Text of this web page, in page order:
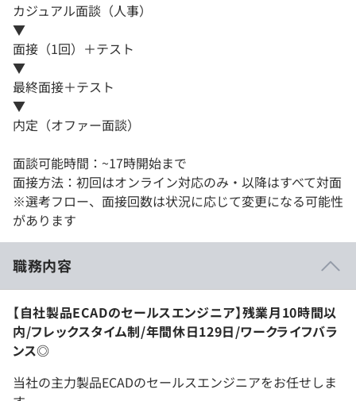
カジュアル面談（人事）
▼
面接（1回）＋テスト
▼
最終面接＋テスト
▼
内定（オファー面談）
面談可能時間：~17時開始まで
面接方法：初回はオンライン対応のみ・以降はすべて対面
※選考フロー、面接回数は状況に応じて変更になる可能性
があります
職務内容
【自社製品ECADのセールスエンジニア】残業月10時間以
内/フレックスタイム制/年間休日129日/ワークライフバラ
ンス◎
当社の主力製品ECADのセールスエンジニアをお任せしま